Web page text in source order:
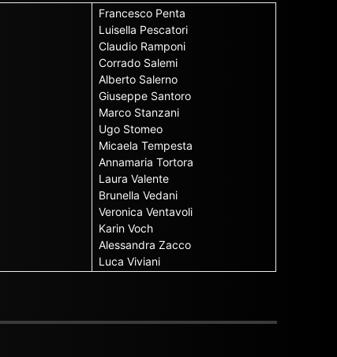
Francesco Penta
Luisella Pescatori
Claudio Ramponi
Corrado Salemi
Alberto Salerno
Giuseppe Santoro
Marco Stanzani
Ugo Stomeo
Micaela Tempesta
Annamaria Tortora
Laura Valente
Brunella Vedani
Veronica Ventavoli
Karin Voch
Alessandra Zacco
Luca Viviani